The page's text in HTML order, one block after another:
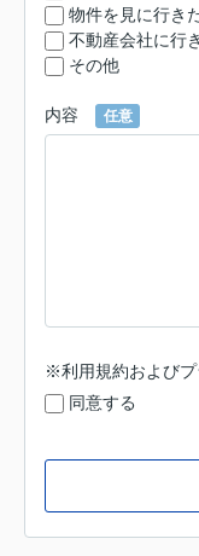
物件を見に行き
不動産会社に行
その他
内容 任意
※利用規約および
同意する